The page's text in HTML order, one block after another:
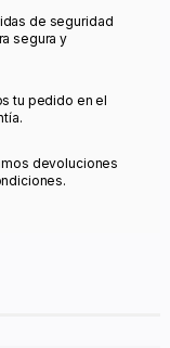
de seguridad
segura y
tu pedido en el
devoluciones